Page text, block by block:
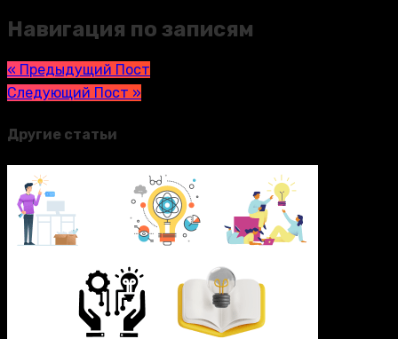
Навигация по записям
« Предыдущий Пост
Следующий Пост »
Другие статьи